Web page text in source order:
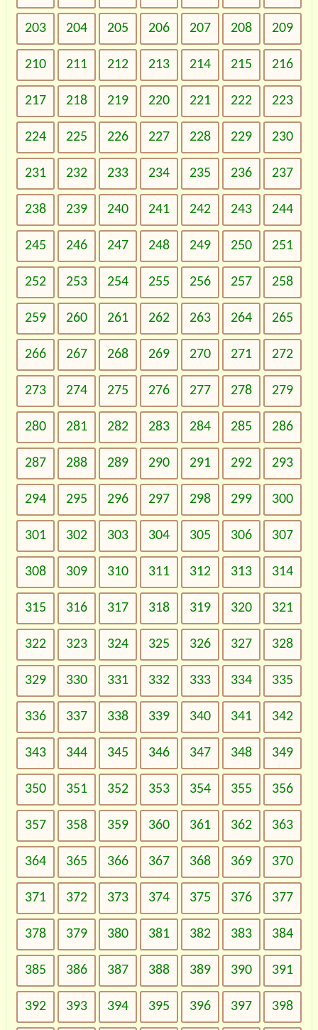
203 204 205 206 207 208 209
210 211 212 213 214 215 216
217 218 219 220 221 222 223
224 225 226 227 228 229 230
231 232 233 234 235 236 237
238 239 240 241 242 243 244
245 246 247 248 249 250 251
252 253 254 255 256 257 258
259 260 261 262 263 264 265
266 267 268 269 270 271 272
273 274 275 276 277 278 279
280 281 282 283 284 285 286
287 288 289 290 291 292 293
294 295 296 297 298 299 300
301 302 303 304 305 306 307
308 309 310 311 312 313 314
315 316 317 318 319 320 321
322 323 324 325 326 327 328
329 330 331 332 333 334 335
336 337 338 339 340 341 342
343 344 345 346 347 348 349
350 351 352 353 354 355 356
357 358 359 360 361 362 363
364 365 366 367 368 369 370
371 372 373 374 375 376 377
378 379 380 381 382 383 384
385 386 387 388 389 390 391
392 393 394 395 396 397 398